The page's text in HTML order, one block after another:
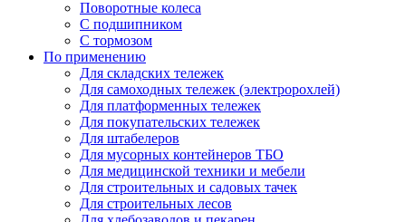
Поворотные колеса
С подшипником
С тормозом
По применению
Для складских тележек
Для самоходных тележек (электророхлей)
Для платформенных тележек
Для покупательских тележек
Для штабелеров
Для мусорных контейнеров ТБО
Для медицинской техники и мебели
Для строительных и садовых тачек
Для строительных лесов